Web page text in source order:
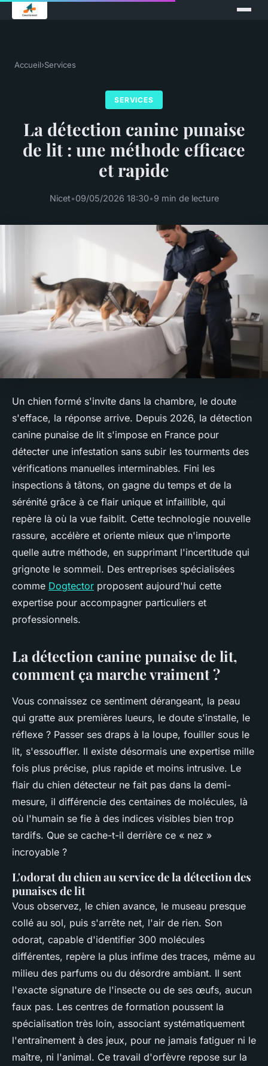
Accueil›Services
SERVICES
La détection canine punaise
de lit : une méthode efficace
et rapide
Nicet•09/05/2026 18:30•9 min de lecture
Un chien formé s'invite dans la chambre, le doute
s'efface, la réponse arrive. Depuis 2026, la détection
canine punaise de lit s'impose en France pour
détecter une infestation sans subir les tourments des
vérifications manuelles interminables. Fini les
inspections à tâtons, on gagne du temps et de la
sérénité grâce à ce flair unique et infaillible, qui
repère là où la vue faiblit. Cette technologie nouvelle
rassure, accélère et oriente mieux que n'importe
quelle autre méthode, en supprimant l'incertitude qui
grignote le sommeil. Des entreprises spécialisées
comme Dogtector proposent aujourd'hui cette
expertise pour accompagner particuliers et
professionnels.
La détection canine punaise de lit,
comment ça marche vraiment ?
Vous connaissez ce sentiment dérangeant, la peau
qui gratte aux premières lueurs, le doute s'installe, le
réflexe ? Passer ses draps à la loupe, fouiller sous le
lit, s'essouffler. Il existe désormais une expertise mille
fois plus précise, plus rapide et moins intrusive. Le
flair du chien détecteur ne fait pas dans la demi-
mesure, il différencie des centaines de molécules, là
où l'humain se fie à des indices visibles bien trop
tardifs. Que se cache-t-il derrière ce « nez »
incroyable ?
L'odorat du chien au service de la détection des
punaises de lit
Vous observez, le chien avance, le museau presque
collé au sol, puis s'arrête net, l'air de rien. Son
odorat, capable d'identifier 300 molécules
différentes, repère la plus infime des traces, même au
milieu des parfums ou du désordre ambiant. Il sent
l'exacte signature de l'insecte ou de ses œufs, aucun
faux pas. Les centres de formation poussent la
spécialisation très loin, associant systématiquement
l'entraînement à des jeux, pour ne jamais fatiguer ni le
maître, ni l'animal. Ce travail d'orfèvre repose sur la